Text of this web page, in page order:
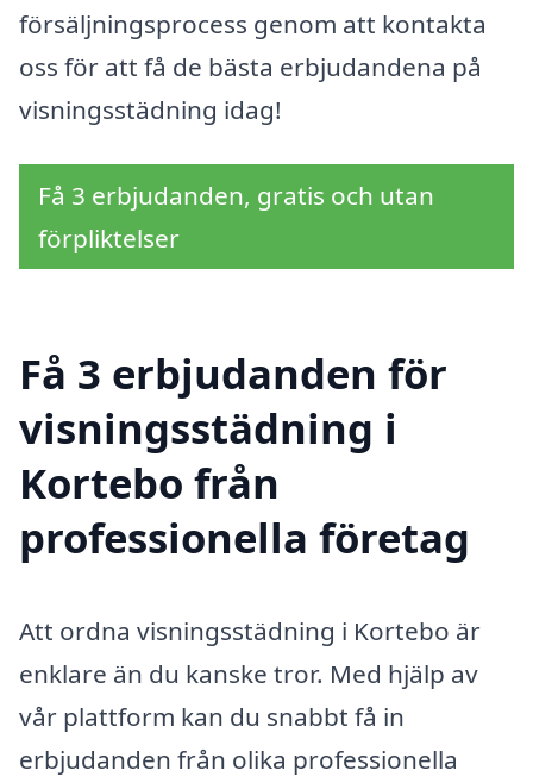
försäljningsprocess genom att kontakta
oss för att få de bästa erbjudandena på
visningsstädning idag!
Få 3 erbjudanden, gratis och utan
förpliktelser
Få 3 erbjudanden för
visningsstädning i
Kortebo från
professionella företag
Att ordna visningsstädning i Kortebo är
enklare än du kanske tror. Med hjälp av
vår plattform kan du snabbt få in
erbjudanden från olika professionella